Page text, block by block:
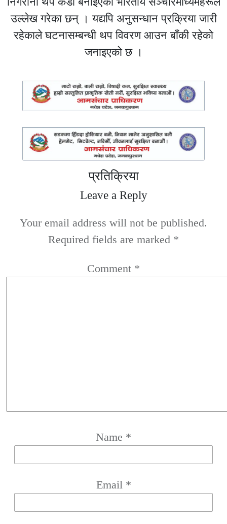
उल्लेख गरेका छन् । यद्यपि अनुसन्धान प्रक्रिया जारी
रहेकाले घटनासम्बन्धी थप विवरण आउन बाँकी रहेको
जनाइएको छ ।
प्रतिक्रिया
Leave a Reply
Your email address will not be published.
Required fields are marked *
Comment *
Name *
Email *